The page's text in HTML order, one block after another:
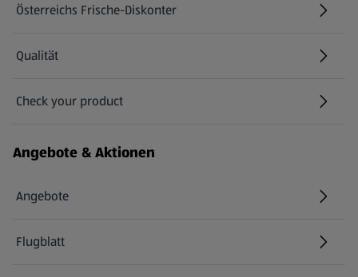
Österreichs Frische-Diskonter
Qualität
Check your product
(öffnet in einem neuen Tab)
Angebote & Aktionen
Angebote
Flugblatt